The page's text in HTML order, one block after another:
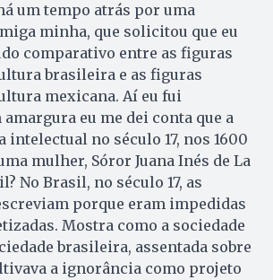
um tempo atrás por uma
minha, que solicitou que eu
comparativo entre as figuras
brasileira e as figuras
mexicana. Aí eu fui
amargura eu me dei conta que a
no século 17, nos 1600
mulher, Sóror Juana Inés de La
No Brasil, no século 17, as
porque eram impedidas
Mostra como a sociedade
brasileira, assentada sobre
a ignorância como projeto